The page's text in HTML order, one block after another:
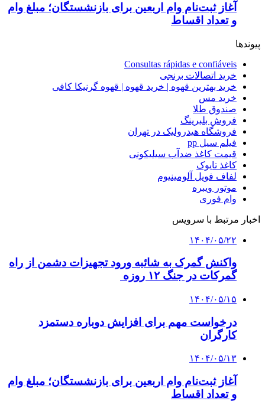
آغاز ثبت‌نام وام اربعین برای بازنشستگان؛ مبلغ وام
و تعداد اقساط
پیوندها
Consultas rápidas e confiáveis
خرید اتصالات برنجی
خرید بهترین قهوه | خرید قهوه | قهوه گرنیکا کافی
خرید مس
صندوق طلا
فروش بلبرینگ
فروشگاه هیدرولیک در تهران
فیلم سیل pp
قیمت کاغذ ضدآب سیلیکونی
کاغذ تایوک
لفاف فویل آلومینیوم
موتور ویبره
وام فوری
اخبار مرتبط با سرویس
۱۴۰۴/۰۵/۲۲
واکنش گمرک به شائبه ورود تجهیزات دشمن از راه
گمرکات در جنگ ۱۲ روزه
۱۴۰۴/۰۵/۱۵
درخواست مهم برای افزایش دوباره دستمزد
کارگران
۱۴۰۴/۰۵/۱۳
آغاز ثبت‌نام وام اربعین برای بازنشستگان؛ مبلغ وام
و تعداد اقساط